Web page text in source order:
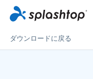
ダウンロードに戻る